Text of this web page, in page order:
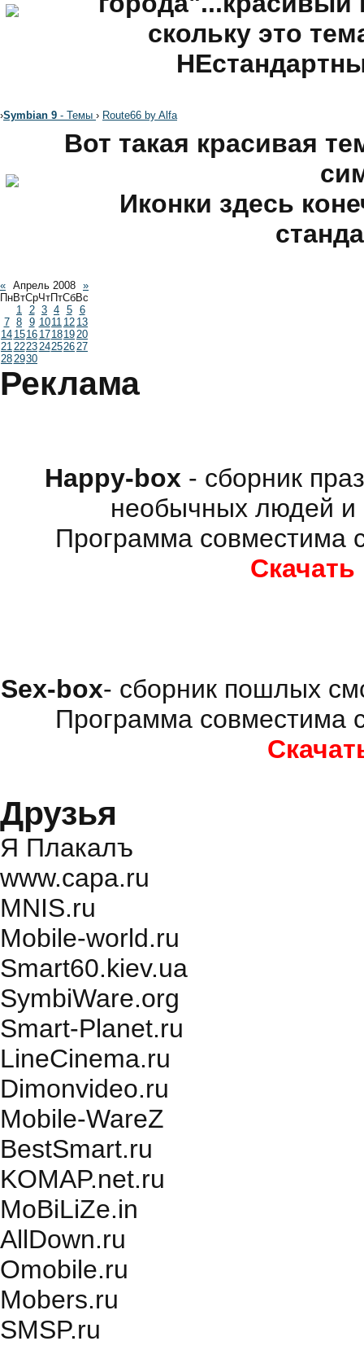
скольку это
›Symbian 9 - Темы › Route66 by Alfa
Вот такая красивая
Иконки здесь
« Апрель 2008 »
ПнВтСрЧтПтСбВс
1 2 3 4 5
6
7 8 9 1011 12 13
14 1516 17181920
21222324252627
282930
Реклама
Happy-box - сборник
необычных людей и
Программа совместима
Sex-box- сборник пошлых
Программа совместима
Друзья
Я Плакалъ
www.capa.ru
MNIS.ru
Mobile-world.ru
Smart60.kiev.ua
SymbiWare.org
Smart-Planet.ru
LineCinema.ru
Dimonvideo.ru
Mobile-WareZ
BestSmart.ru
KOMAP.net.ru
MoBiLiZe.in
AllDown.ru
Оmobile.ru
Mobers.ru
SMSP.ru